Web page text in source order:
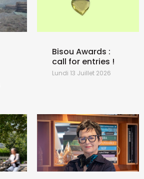
Bisou Awards :
call for entries !
Lundi 13 Juillet 2026